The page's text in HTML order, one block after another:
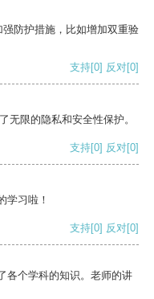
防护措施，比如增加双重验
支持[0] 反对[0]
无限的隐私和安全性保护。
支持[0] 反对[0]
学习啦！
支持[0] 反对[0]
各个学科的知识。老师的讲